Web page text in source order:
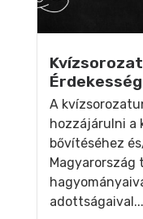
A
hozzájárulni a
bővítéséhez
Magyarország
adottságaival...